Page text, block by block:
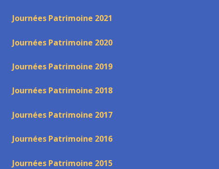
Journées Patrimoine 2021
Journées Patrimoine 2020
Journées Patrimoine 2019
Journées Patrimoine 2018
Journées Patrimoine 2017
Journées Patrimoine 2016
Journées Patrimoine 2015